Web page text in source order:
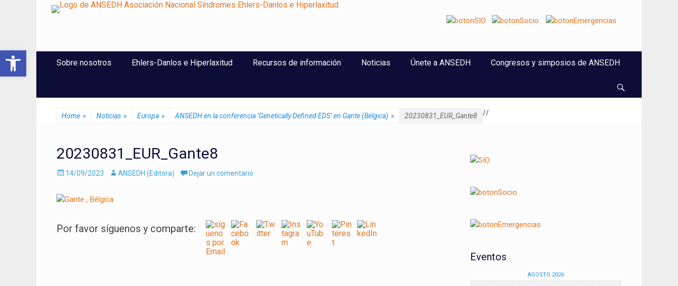
Abrir barra de herramientas
ANSEDH
Asociación Nacional del Síndrome de Ehlers-Danlos e Hiperlaxitud
Menú Principal
Sobre nosotros Ehlers-Danlos e Hiperlaxitud Recursos de información Noticias Únete a ANSEDH Congresos y simposios de ANSEDH
Home » Noticias » /
Europa » /
ANSEDH en la conferencia ‘Genetically Defined EDS’ en Gante (Bélgica) » 20230831_EUR_Gante8
20230831_EUR_Gante8
Enviado
14/09/2023 AutorANSEDH (Editora) Dejar un comentario
Por favor síguenos y comparte:
Eventos
AGOSTO 2026